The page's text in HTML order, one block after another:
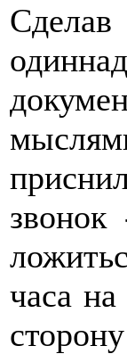
часа